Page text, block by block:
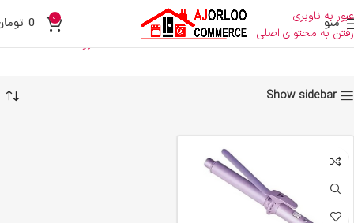
عبور به ناوبری
رفتن به محتوای اصلی
منو 0
0
حالت دهنده خانه فروشگاه حالت دهنده
Show sidebar